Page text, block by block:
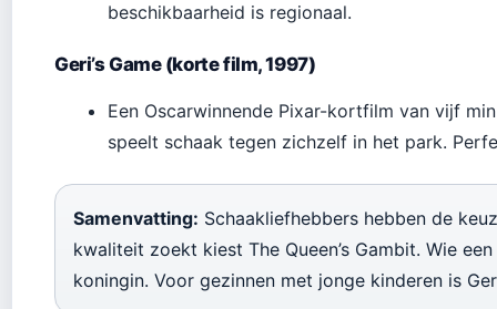
beschikbaarheid is regionaal.
Geri’s Game (korte film, 1997)
Een Oscarwinnende Pixar-kortfilm van vijf
speelt schaak tegen zichzelf in het park.
Samenvatting: Schaakliefhebbers hebben de
kwaliteit zoekt kiest The Queen’s Gambit. Wie
koningin. Voor gezinnen met jonge kinderen is